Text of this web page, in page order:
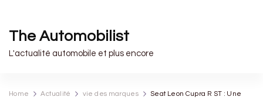
The Automobilist
L'actualité automobile et plus encore
Home Actualité vie des marques
Seat Leon Cupra R ST : Une